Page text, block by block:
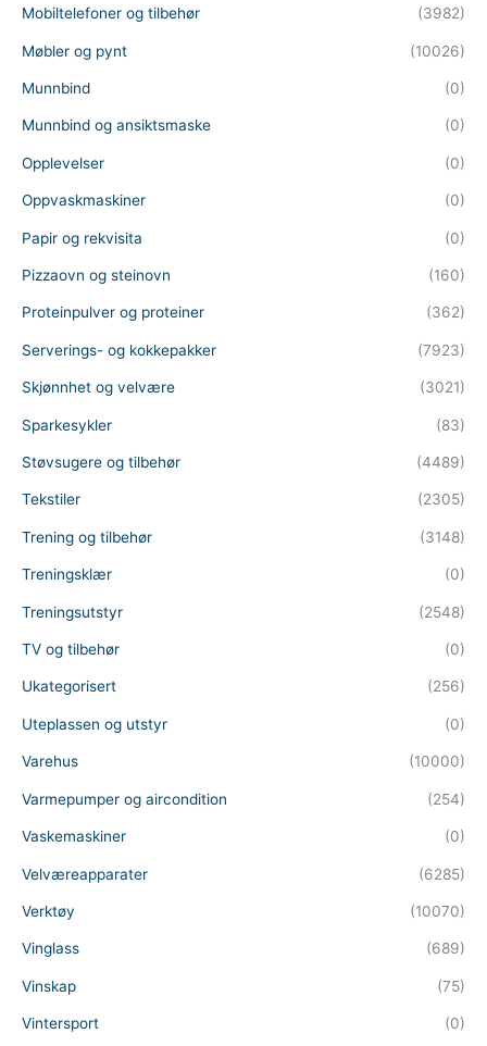
Mobiltelefoner og tilbehør (3982)
Møbler og pynt (10026)
Munnbind (0)
Munnbind og ansiktsmaske (0)
Opplevelser (0)
Oppvaskmaskiner (0)
Papir og rekvisita (0)
Pizzaovn og steinovn (160)
Proteinpulver og proteiner (362)
Serverings- og kokkepakker (7923)
Skjønnhet og velvære (3021)
Sparkesykler (83)
Støvsugere og tilbehør (4489)
Tekstiler (2305)
Trening og tilbehør (3148)
Treningsklær (0)
Treningsutstyr (2548)
TV og tilbehør (0)
Ukategorisert (256)
Uteplassen og utstyr (0)
Varehus (10000)
Varmepumper og aircondition (254)
Vaskemaskiner (0)
Velværeapparater (6285)
Verktøy (10070)
Vinglass (689)
Vinskap (75)
Vintersport (0)